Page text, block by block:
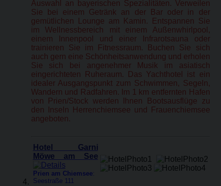
Auswahl an bayerischen Spezialitäten. Verweilen
Sie bei einem Getränk an der Bar oder in der
gemütlichen Lounge am Kamin. Entspannen Sie
im Wellnessbereich mit einem Außenwhirlpool,
einem Innenpool und einer Infrarotsauna oder
trainieren Sie im Fitnessraum. Buchen Sie sich
auch gern eine Schönheitsanwendung und erholen
Sie sich bei angenehmer Musik im asiatisch
eingerichteten Ruheraum. Das Yachthotel ist ein
idealer Ausgangspunkt zum Schwimmen, Segeln,
Wandern und Radfahren. Im 1 km entfernten Hafen
von Prien/Stock werden Ihnen Bootsausflüge zu
den Inseln Herrenchiemsee und Frauenchiemsee
angeboten.
Hotel Garni
Möwe am See
Prien am Chiemsee:
Seestraße 111